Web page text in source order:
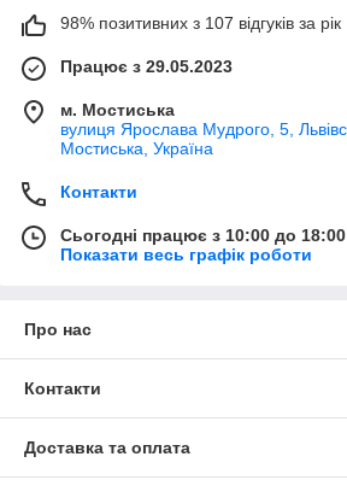
98% позитивних з 107 відгуків за рік
Працює з 29.05.2023
м. Мостиська
вулиця Ярослава Мудрого, 5,
Мостиська, Україна
Контакти
Сьогодні працює з 10:00 до 18:00
Показати весь графік роботи
Про нас
Контакти
Доставка та оплата